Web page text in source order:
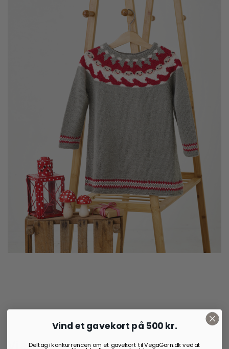
Vi anbefaler også:
Vind et gavekort på 500 kr.
Deltag i konkurrencen om et gavekort til VegaGarn.dk ved at